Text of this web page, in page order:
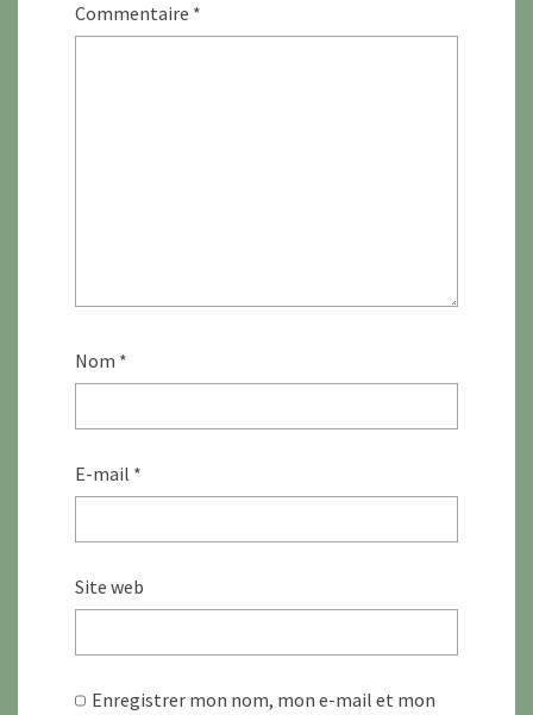
Commentaire *
Nom *
E-mail *
Site web
Enregistrer mon nom, mon e-mail et mon